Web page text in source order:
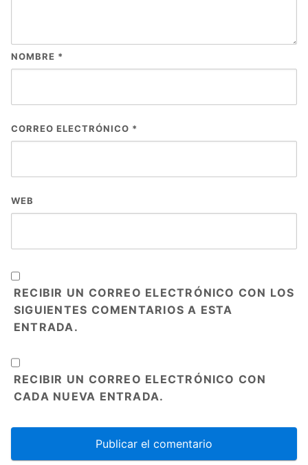
NOMBRE *
CORREO ELECTRÓNICO *
WEB
RECIBIR UN CORREO ELECTRÓNICO CON LOS
SIGUIENTES COMENTARIOS A ESTA
ENTRADA.
RECIBIR UN CORREO ELECTRÓNICO CON
CADA NUEVA ENTRADA.